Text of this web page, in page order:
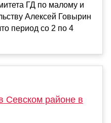
ГД по малому и
Алексей Говырин
период со 2 по 4
Севском районе в